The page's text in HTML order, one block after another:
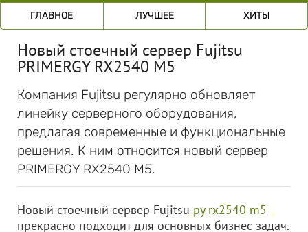
ГЛАВНОЕ ЛУЧШЕЕ ХИТЫ
Новый стоечный сервер Fujitsu
PRIMERGY RX2540 M5
Компания Fujitsu регулярно обновляет
линейку серверного оборудования,
предлагая современные и функциональные
решения. К ним относится новый сервер
PRIMERGY RX2540 M5.
Новый стоечный сервер Fujitsu py rx2540 m5
прекрасно подходит для основных бизнес задач.